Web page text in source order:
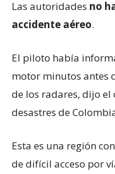
Las autoridades no
accidente aéreo.
El piloto había
motor minutos antes
de los radares, dijo
desastres de
Esta es una región
de difícil acceso por